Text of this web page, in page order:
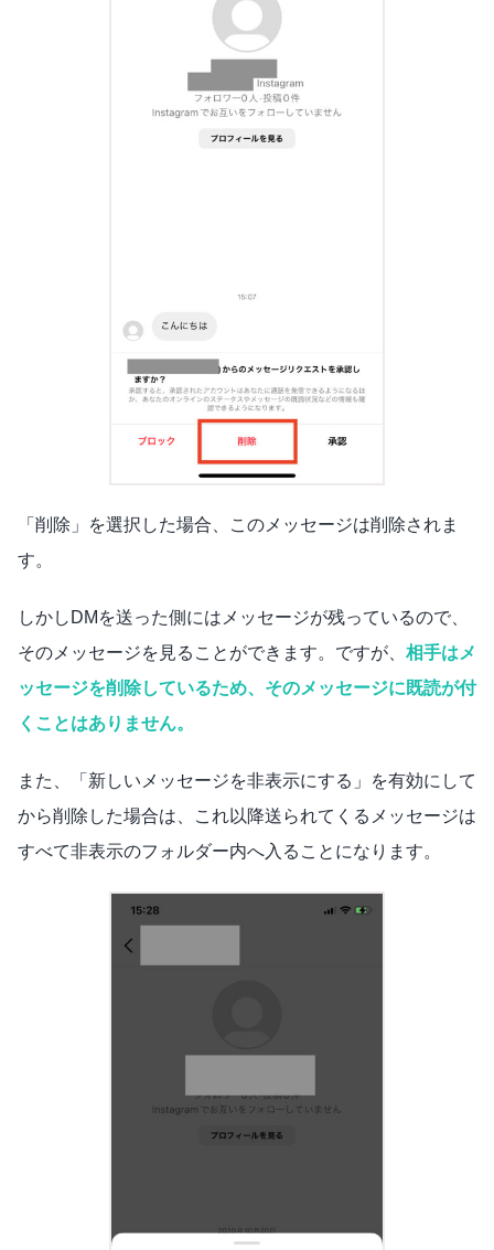
「削除」を選択した場合、このメッセージは削除されま
す。
しかしDMを送った側にはメッセージが残っているので、
そのメッセージを見ることができます。ですが、 相手はメ
ッセージを削除しているため、そのメッセージに既読が付
くことはありません。
また、「新しいメッセージを非表示にする」を有効にして
から削除した場合は、これ以降送られてくるメッセージは
すべて非表示のフォルダー内へ入ることになります。